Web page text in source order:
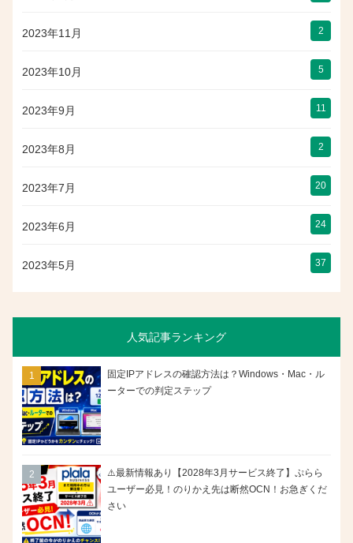
2023年11月 2
2023年10月 5
2023年9月 11
2023年8月 2
2023年7月 20
2023年6月 24
2023年5月 37
人気記事ランキング
固定IPアドレスの確認方法は？Windows・Mac・ル
ーターでの判定ステップ
⚠️最新情報あり【2028年3月サービス終了】ぷらら
ユーザー必見！のりかえ先は断然OCN！お急ぎくだ
さい